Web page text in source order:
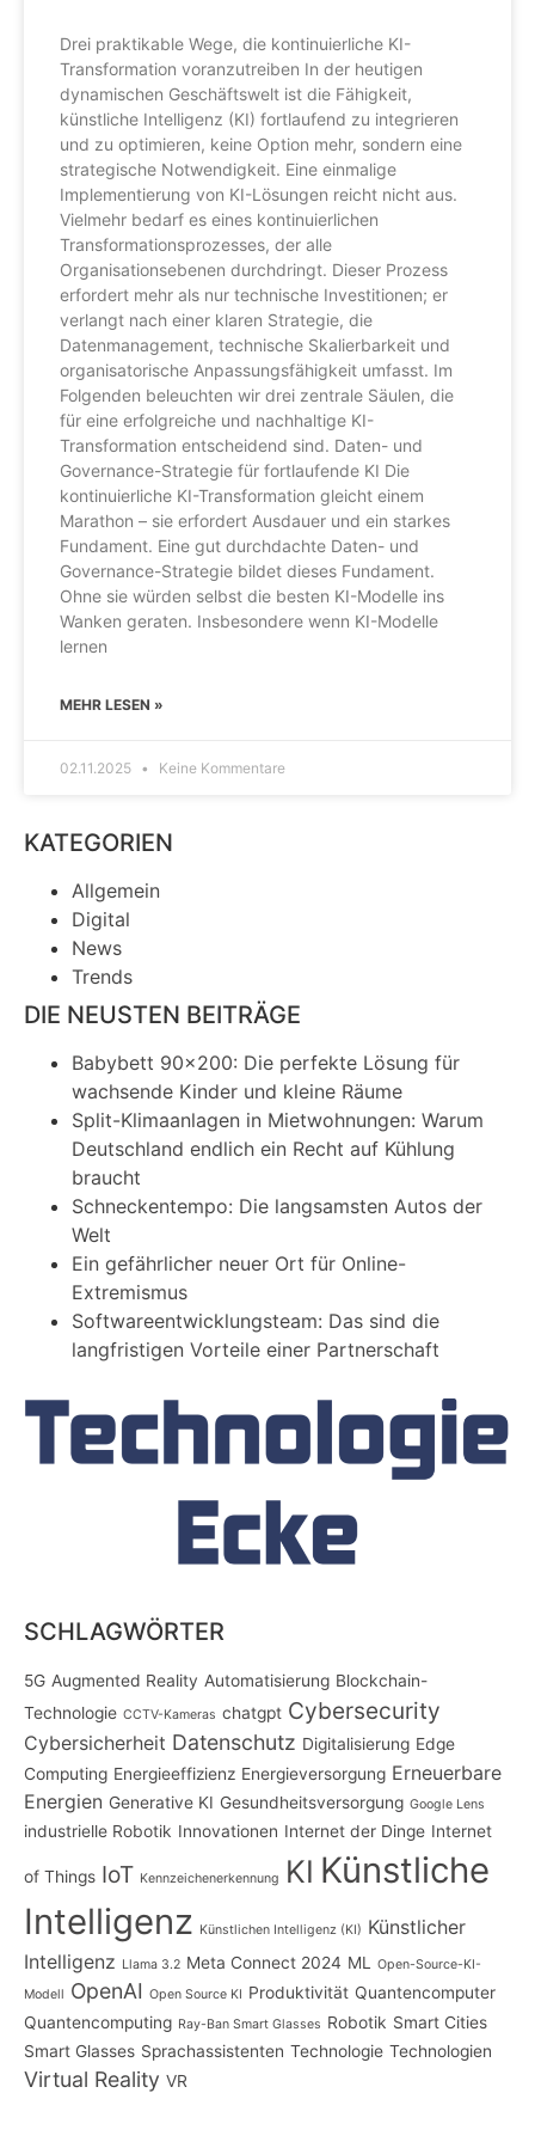
Drei praktikable Wege, die kontinuierliche KI-
Transformation voranzutreiben In der heutigen
dynamischen Geschäftswelt ist die Fähigkeit,
künstliche Intelligenz (KI) fortlaufend zu integrieren
und zu optimieren, keine Option mehr, sondern eine
strategische Notwendigkeit. Eine einmalige
Implementierung von KI-Lösungen reicht nicht aus.
Vielmehr bedarf es eines kontinuierlichen
Transformationsprozesses, der alle
Organisationsebenen durchdringt. Dieser Prozess
erfordert mehr als nur technische Investitionen; er
verlangt nach einer klaren Strategie, die
Datenmanagement, technische Skalierbarkeit und
organisatorische Anpassungsfähigkeit umfasst. Im
Folgenden beleuchten wir drei zentrale Säulen, die
für eine erfolgreiche und nachhaltige KI-
Transformation entscheidend sind. Daten- und
Governance-Strategie für fortlaufende KI Die
kontinuierliche KI-Transformation gleicht einem
Marathon – sie erfordert Ausdauer und ein starkes
Fundament. Eine gut durchdachte Daten- und
Governance-Strategie bildet dieses Fundament.
Ohne sie würden selbst die besten KI-Modelle ins
Wanken geraten. Insbesondere wenn KI-Modelle
lernen
MEHR LESEN »
02.11.2025 Keine Kommentare
KATEGORIEN
Allgemein
Digital
News
Trends
DIE NEUSTEN BEITRÄGE
Babybett 90×200: Die perfekte Lösung für
wachsende Kinder und kleine Räume
Split-Klimaanlagen in Mietwohnungen: Warum
Deutschland endlich ein Recht auf Kühlung
braucht
Schneckentempo: Die langsamsten Autos der
Welt
Ein gefährlicher neuer Ort für Online-
Extremismus
Softwareentwicklungsteam: Das sind die
langfristigen Vorteile einer Partnerschaft
SCHLAGWÖRTER
5G Augmented Reality Automatisierung Blockchain-
Technologie CCTV-Kameras chatgpt Cybersecurity
Cybersicherheit Datenschutz Digitalisierung Edge
Computing Energieeffizienz Energieversorgung Erneuerbare
Energien Generative KI Gesundheitsversorgung Google Lens
industrielle Robotik Innovationen Internet der Dinge Internet
of Things IoT Kennzeichenerkennung KI Künstliche
Intelligenz Künstlichen Intelligenz (KI) Künstlicher
Intelligenz Llama 3.2 Meta Connect 2024 ML
Open-Source-KI-
Modell OpenAI Open Source KI Produktivität Quantencomputer
Quantencomputing Ray-Ban Smart Glasses Robotik Smart Cities
Smart Glasses Sprachassistenten Technologie Technologien
Virtual Reality VR